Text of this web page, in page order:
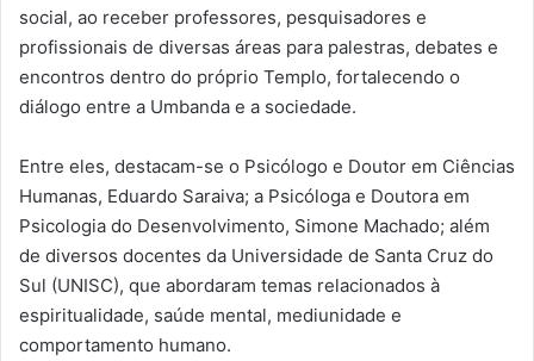
social, ao receber professores, pesquisadores e
profissionais de diversas áreas para palestras, debates e
encontros dentro do próprio Templo, fortalecendo o
diálogo entre a Umbanda e a sociedade.
Entre eles, destacam-se o Psicólogo e Doutor em Ciências
Humanas, Eduardo Saraiva; a Psicóloga e Doutora em
Psicologia do Desenvolvimento, Simone Machado; além
de diversos docentes da Universidade de Santa Cruz do
Sul (UNISC), que abordaram temas relacionados à
espiritualidade, saúde mental, mediunidade e
comportamento humano.